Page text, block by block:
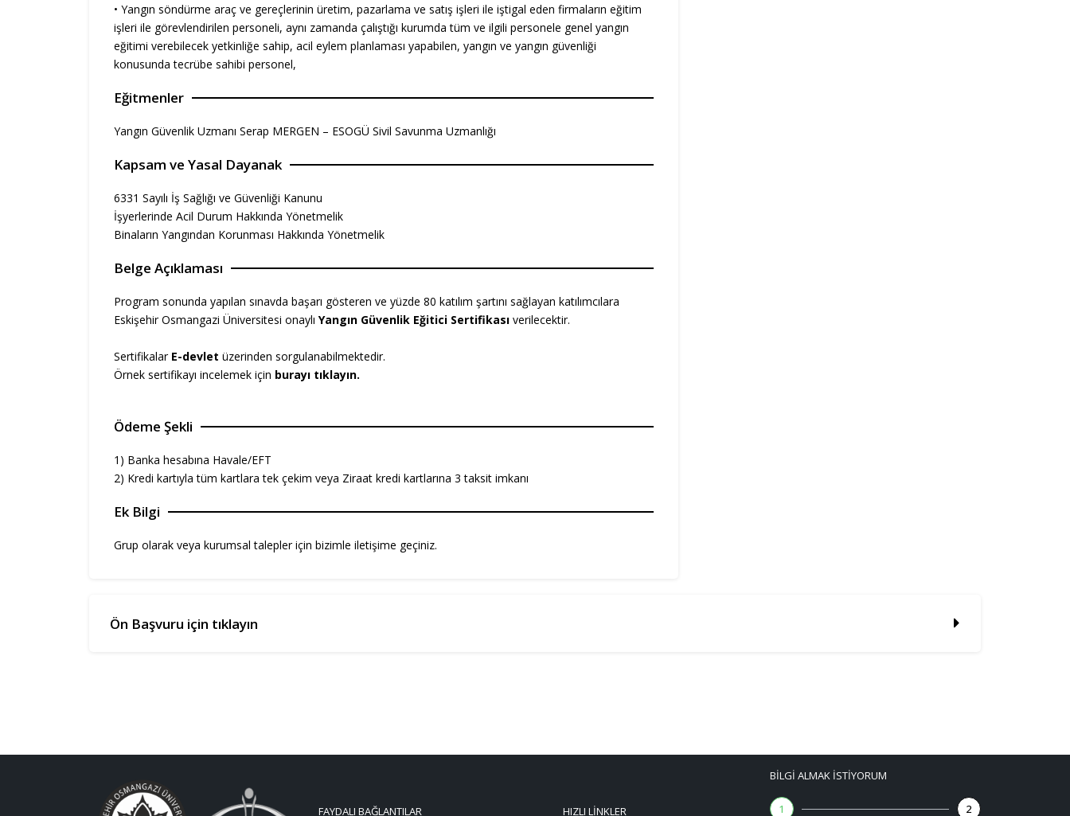
• Yangın söndürme araç ve gereçlerinin üretim, pazarlama ve satış işleri ile iştigal eden firmaların eğitim
işleri ile görevlendirilen personeli, aynı zamanda çalıştığı kurumda tüm ve ilgili personele genel yangın
eğitimi verebilecek yetkinliğe sahip, acil eylem planlaması yapabilen, yangın ve yangın güvenliği
konusunda tecrübe sahibi personel,
Eğitmenler
Yangın Güvenlik Uzmanı Serap MERGEN – ESOGÜ Sivil Savunma Uzmanlığı
Kapsam ve Yasal Dayanak
6331 Sayılı İş Sağlığı ve Güvenliği Kanunu
İşyerlerinde Acil Durum Hakkında Yönetmelik
Binaların Yangından Korunması Hakkında Yönetmelik
Belge Açıklaması
Program sonunda yapılan sınavda başarı gösteren ve yüzde 80 katılım şartını sağlayan katılımcılara
Eskişehir Osmangazi Üniversitesi onaylı Yangın Güvenlik Eğitici Sertifikası verilecektir.
Sertifikalar E-devlet üzerinden sorgulanabilmektedir.
Örnek sertifikayı incelemek için burayı tıklayın.
Ödeme Şekli
1) Banka hesabına Havale/EFT
2) Kredi kartıyla tüm kartlara tek çekim veya Ziraat kredi kartlarına 3 taksit imkanı
Ek Bilgi
Grup olarak veya kurumsal talepler için bizimle iletişime geçiniz.
Ön Başvuru için tıklayın
FAYDALI BAĞLANTILAR HIZLI LINKLER
BILGI ALMAK İSTIYORUM
1 2